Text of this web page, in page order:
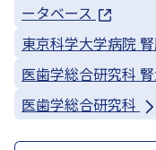
ータベース
東京科学大学病院
医歯学総合研究科
医歯学総合研究科